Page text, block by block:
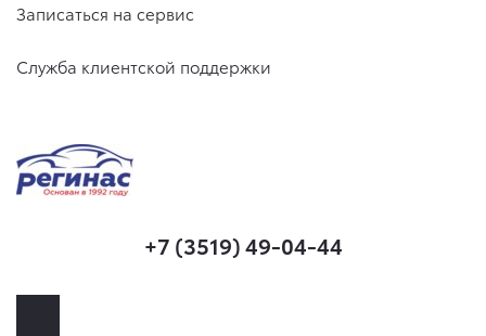
Записаться на сервис
Служба клиентской поддержки
+7 (3519) 49-04-44